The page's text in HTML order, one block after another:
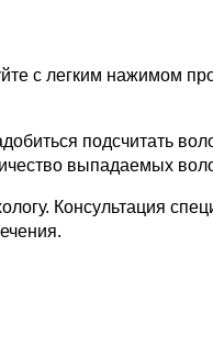
с легким нажимом
подсчитать
выпадаемых
Консультация